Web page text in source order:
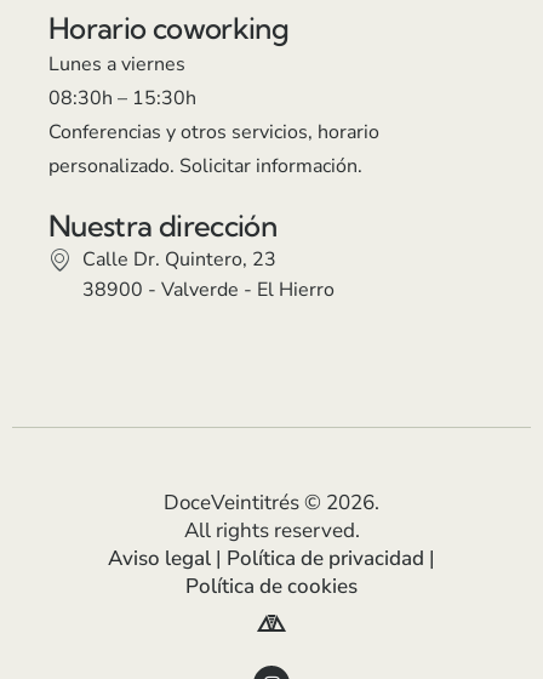
Horario coworking
Lunes a viernes
08:30h – 15:30h
Conferencias y otros servicios, horario
personalizado. Solicitar información.
Nuestra dirección
Calle Dr. Quintero, 23
38900 - Valverde - El Hierro
DoceVeintitrés © 2026.
All rights reserved.
Aviso legal | Política de privacidad |
Política de cookies